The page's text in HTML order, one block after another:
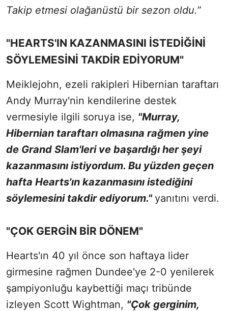
Takip etmesi olağanüstü bir sezon oldu.”
"HEARTS'IN KAZANMASINI İSTEDİĞİNİ
SÖYLEMESİNİ TAKDİR EDİYORUM"
Meiklejohn, ezeli rakipleri Hibernian taraftarı
Andy Murray'nin kendilerine destek
vermesiyle ilgili soruya ise, "Murray,
Hibernian taraftarı olmasına rağmen yine
de Grand Slam'leri ve başardığı her şeyi
kazanmasını istiyordum. Bu yüzden geçen
hafta Hearts'ın kazanmasını istediğini
söylemesini takdir ediyorum."yanıtını verdi.
"ÇOK GERGİN BİR DÖNEM"
Hearts'ın 40 yıl önce son haftaya lider
girmesine rağmen Dundee'ye 2-0 yenilerek
şampiyonluğu kaybettiği maçı tribünde
izleyen Scott Wightman, "Çok gerginim,